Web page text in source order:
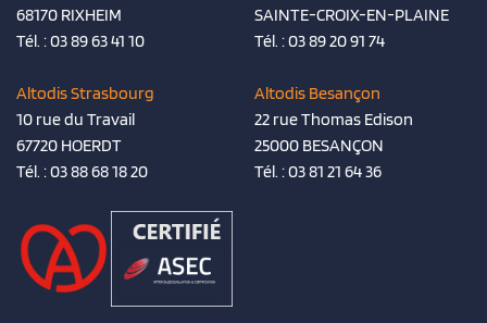
68170 RIXHEIM
Tél. :03 89 63 41 10
SAINTE-CROIX-EN-PLAINE
Tél. :03 89 20 91 74
Altodis Strasbourg
10 rue du Travail
67720 HOERDT
Tél. :03 88 68 18 20
Altodis Besançon
22 rue Thomas Edison
25000 BESANÇON
Tél. :03 81 21 64 36